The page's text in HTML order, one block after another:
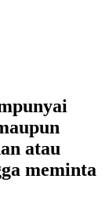
atau
meminta